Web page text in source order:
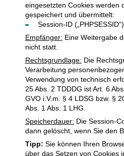
eingesetzten Cookies werden
gespeichert und übermittelt:
Session-ID („PHPSESSID“)
Empfänger: Eine Weitergabe
nicht statt.
Rechtsgrundlage: Die
Verarbeitung
Verwendung von technisch
25 Abs. 2 TDDDG ist Art. 6
GVO i.V.m. § 4 LDSG bzw. §
Abs. 1 Abs. 1 LHG.
Speicherdauer: Die Session-
dann gelöscht, wenn Sie den
Tipp: Sie können Ihren
über das Setzen von Cookies